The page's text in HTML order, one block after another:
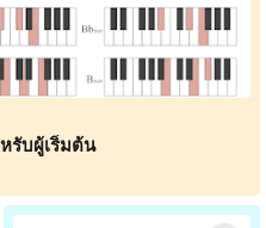
รับผู้เริ่มต้น